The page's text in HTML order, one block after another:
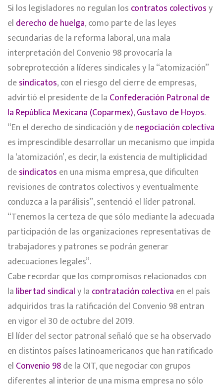
Si los legisladores no regulan los contratos colectivosy
el derecho de huelga, como parte de las leyes
secundarias de la reforma laboral, una mala
interpretación del Convenio 98 provocaría la
sobreprotección a líderes sindicales y la “atomización”
desindicatos, con el riesgo del cierre de empresas,
advirtió el presidente de la Confederación Patronal de
la República Mexicana (Coparmex),Gustavo de Hoyos.
“En el derecho de sindicación y denegociación colectiva
es imprescindible desarrollar un mecanismo que impida
la ‘atomización’, es decir, la existencia de multiplicidad
desindicatos en una misma empresa, que dificulten
revisiones de contratos colectivos y eventualmente
conduzca a la parálisis”, sentenció el líder patronal.
“Tenemos la certeza de que sólo mediante la adecuada
participación de las organizaciones representativas de
trabajadores y patrones se podrán generar
adecuaciones legales”.
Cabe recordar que los compromisos relacionados con
la libertad sindicaly la contratación colectiva en el país
adquiridos tras la ratificación del Convenio 98 entran
en vigor el 30 de octubre del 2019.
El líder del sector patronal señaló que se ha observado
en distintos países latinoamericanos que han ratificado
el Convenio 98de la OIT, que negociar con grupos
diferentes al interior de una misma empresa no sólo